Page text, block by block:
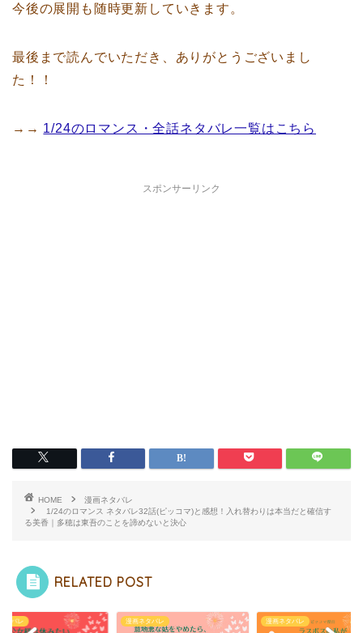
今後の展開も随時更新していきます。
最後まで読んでいただき、ありがとうございまし
た！！
→→ 1/24のロマンス・全話ネタバレ一覧はこちら
スポンサーリンク
HOME
漫画ネタバレ
1/24のロマンス ネタバレ32話(ピッコマ)と感想！入れ替わりは本当だと確信す
る美香｜多穂は東吾のことを諦めないと決心
RELATED POST
タバレ 漫画ネタバレ 漫画ネタバレ